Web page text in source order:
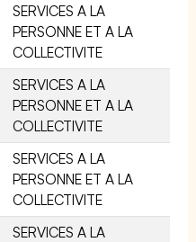
SERVICES A LA
PERSONNE ET A LA
COLLECTIVITE
SERVICES A LA
PERSONNE ET A LA
COLLECTIVITE
SERVICES A LA
PERSONNE ET A LA
COLLECTIVITE
SERVICES A LA